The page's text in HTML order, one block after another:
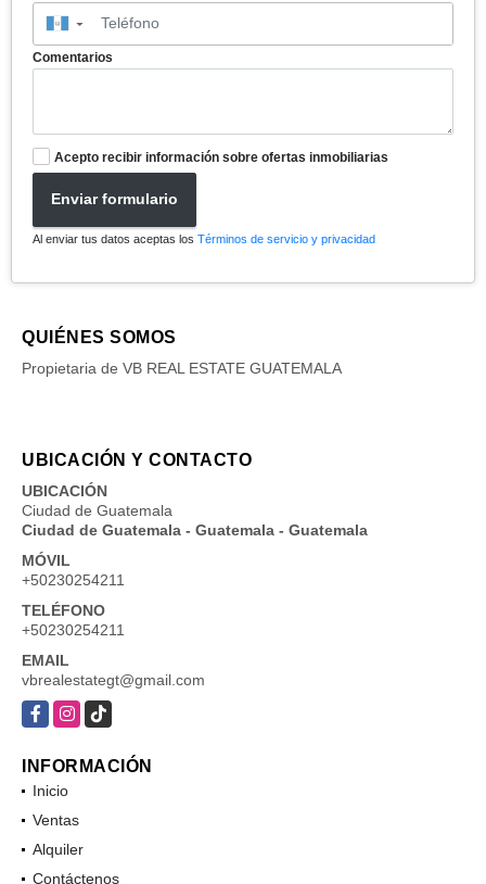
▼
Comentarios
Acepto recibir información sobre ofertas inmobiliarias
Enviar formulario
Al enviar tus datos aceptas los Términos de servicio y privacidad
QUIÉNES SOMOS
Propietaria de VB REAL ESTATE GUATEMALA
UBICACIÓN Y CONTACTO
UBICACIÓN
Ciudad de Guatemala
Ciudad de Guatemala - Guatemala - Guatemala
MÓVIL
+50230254211
TELÉFONO
+50230254211
EMAIL
vbrealestategt@gmail.com
FacebookInstagram
TikTok
INFORMACIÓN
Inicio
Ventas
Alquiler
Contáctenos